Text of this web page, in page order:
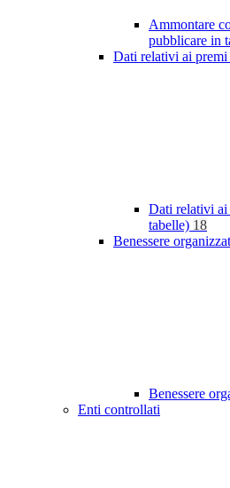
Ammontare
pubblicare in
Dati relativi ai premi
Dati relativi ai
tabelle) 18
Benessere
Benessere
Enti controllati